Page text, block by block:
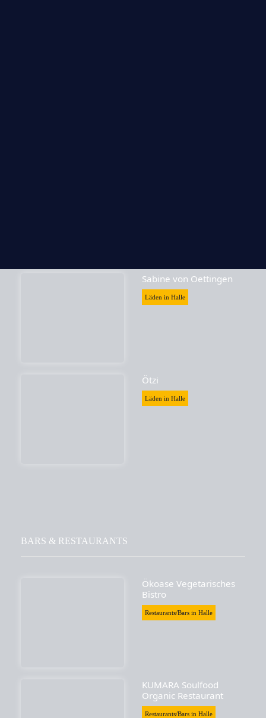
Sabine von Oettingen
Läden in Halle
Ötzi
Läden in Halle
BARS & RESTAURANTS
Ökoase Vegetarisches
Bistro
Restaurants/Bars in Halle
KUMARA Soulfood
Organic Restaurant
Restaurants/Bars in Halle